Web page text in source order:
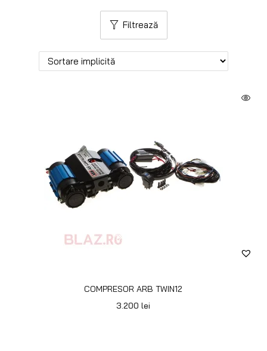
Filtrează
COMPRESOR ARB TWIN12
3.200lei